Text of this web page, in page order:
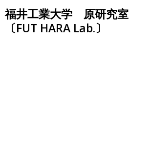
Skip
to
content
福井工業大学 原研究室
〔FUT HARA Lab.〕